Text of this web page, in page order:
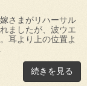
さまがリハーサル
ましたが、波ウエ
耳より上の位置よ
続きを見る